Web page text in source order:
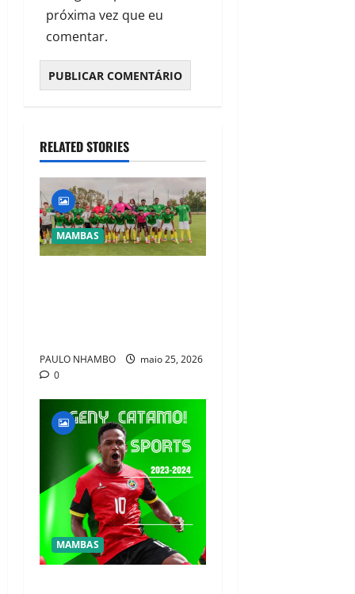
próxima vez que eu
comentar.
RELATED STORIES
MAMBAS
PAULO NHAMBO
maio 25, 2026
0
MAMBAS